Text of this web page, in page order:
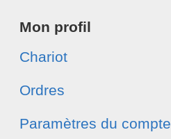
Mon profil
Chariot
Ordres
Paramètres du compte